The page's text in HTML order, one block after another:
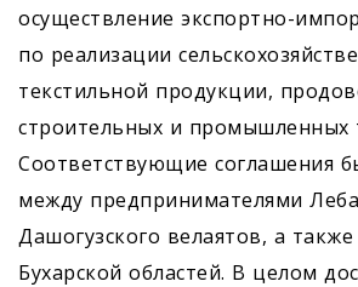
осуществление экспортно-
по реализации
текстильной продукции,
строительных и промышленных
Соответствующие соглашения
между предпринимателями
Дашогузского велаятов, а
Бухарской областей. В целом